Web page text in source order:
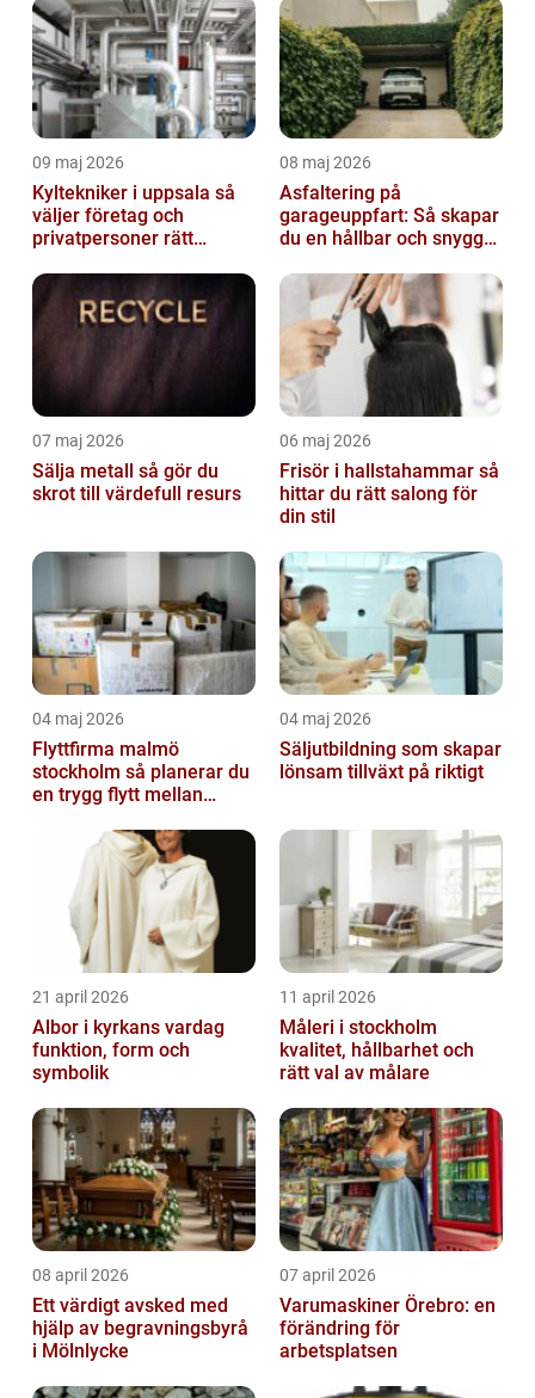
09 maj 2026
Kyltekniker i uppsala så
väljer företag och
privatpersoner rätt
08 maj 2026
Asfaltering på
garageuppfart: Så skapar
du en hållbar och snygg
07 maj 2026
Sälja metall så gör du
skrot till värdefull resurs
06 maj 2026
Frisör i hallstahammar så
hittar du rätt salong för
din stil
04 maj 2026
Flyttfirma malmö
stockholm så planerar du
en trygg flytt mellan
04 maj 2026
Säljutbildning som skapar
lönsam tillväxt på riktigt
21 april 2026
Albor i kyrkans vardag
funktion, form och
symbolik
11 april 2026
Måleri i stockholm
kvalitet, hållbarhet och
rätt val av målare
08 april 2026
Ett värdigt avsked med
hjälp av begravningsbyrå
i Mölnlycke
07 april 2026
Varumaskiner Örebro: en
förändring för
arbetsplatsen